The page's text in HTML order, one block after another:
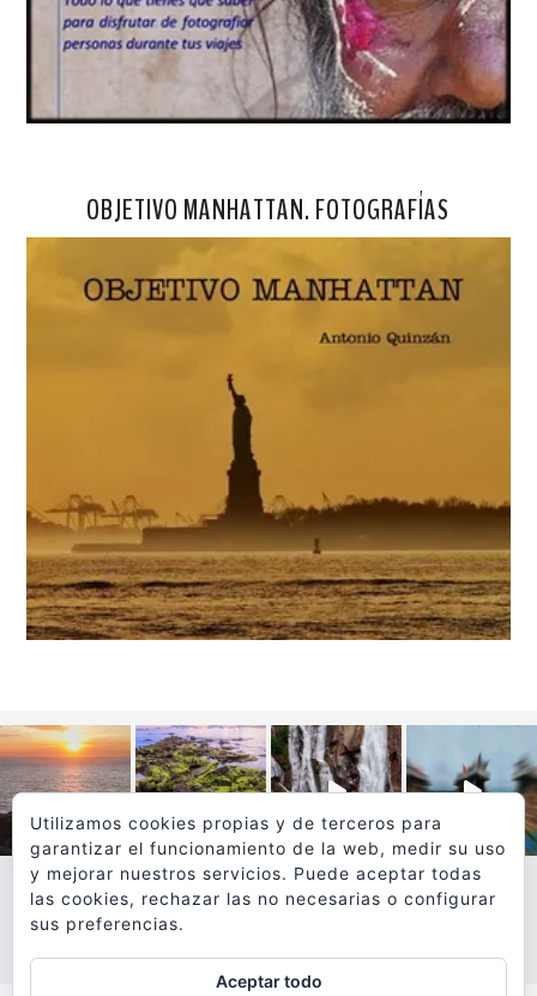
OBJETIVO MANHATTAN. FOTOGRAFÍAS
VER MÁS
Utilizamos cookies propias y de terceros para
garantizar el funcionamiento de la web, medir su uso
y mejorar nuestros servicios. Puede aceptar todas
las cookies, rechazar las no necesarias o configurar
sus preferencias.
Aceptar todo